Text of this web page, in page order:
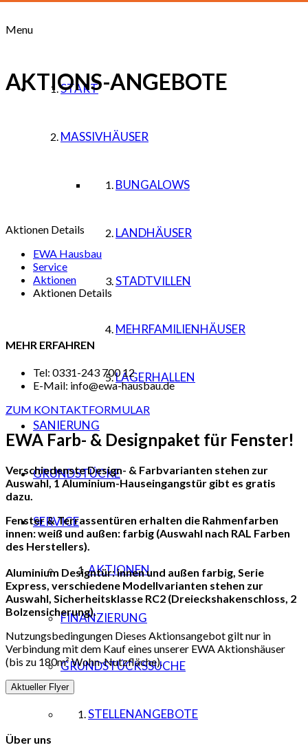
Menu
START
MASSIVHÄUSER
BUNGALOWS
LANDHÄUSER
STADTVILLEN
MEHRFAMILIENHÄUSER
LAGERHALLEN
SANIERUNG
GRUNDSTÜCKE
SERVICE
AKTIONEN
FINANZIERUNG
GRUNDSTÜCKSSUCHE
STELLENANGEBOTE
AKTIONS-ANGEBOTE
Aktionen Details
EWA Hausbau
Service
Aktionen
Aktionen Details
MEHR ERFAHREN
Tel: 0331-243 700 12
E-Mail: info@ewa-hausbau.de
ZUM KONTAKTFORMULAR
EWA Farb- & Designpaket für Fenster!
Verschiedenste Design- & Farbvarianten stehen zur
Auswahl, 1 Aluminium-Hauseingangstür gibt es gratis
dazu.
Fenster & Terrassentüren erhalten die Rahmenfarben
innen: weiß und außen: farbig (Auswahl nach RAL Farben
des Herstellers).
Aluminium Designtür: innen und außen farbig, Serie
Express, verschiedene Modellvarianten stehen zur
Auswahl, Sicherheitsklasse RC2 (Dreieckshakenschloss, 2
Bolzensicherung).
Nutzungsbedingungen Dieses Aktionsangebot gilt nur in
Verbindung mit dem Kauf eines unserer EWA Aktionshäuser
(bis zu 180m² Wohn-Nutzfläche).
Aktueller Flyer
Über uns